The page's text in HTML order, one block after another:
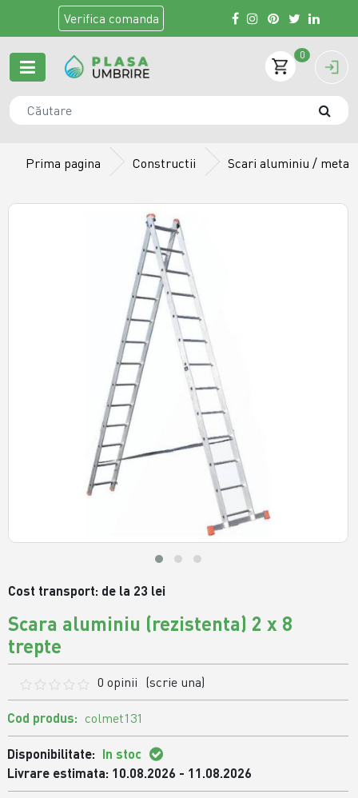
Verifica comanda
0
Prima pagina Constructii Scari aluminiu /
Cost transport: de la 23 lei
Scara aluminiu (rezistenta) 2 x 8
trepte
0 opinii (scrie una)
Cod produs: colmet131
Disponibilitate: In stoc
Livrare estimata: 10.08.2026 - 11.08.2026